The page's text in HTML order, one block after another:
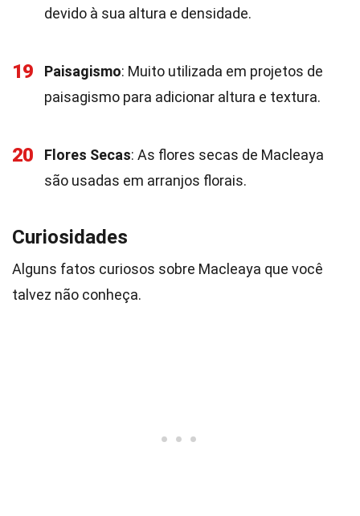
devido à sua altura e densidade.
19 Paisagismo: Muito utilizada em projetos de
paisagismo para adicionar altura e textura.
20 Flores Secas: As flores secas de Macleaya
são usadas em arranjos florais.
Curiosidades
Alguns fatos curiosos sobre Macleaya que você
talvez não conheça.